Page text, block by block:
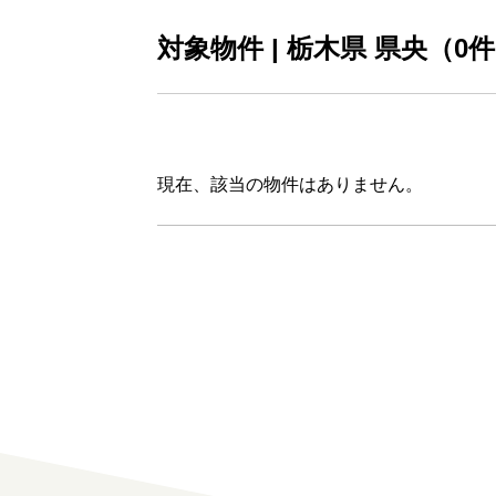
対象物件 | 栃木県 県央（0
現在、該当の物件はありません。